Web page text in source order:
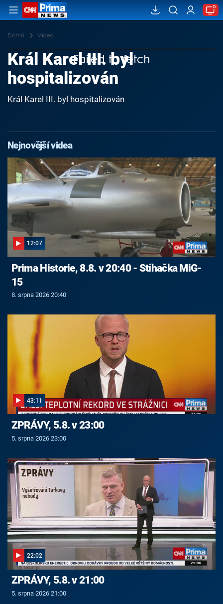
Domů Videa
Failed to fetch
Král Karel III. byl
hospitalizován
Král Karel III. byl hospitalizován
Nejnovější videa
12:07
Prima Historie, 8.8. v 20:40 - Stíhačka MiG-
15
8. srpna 2026 20:40
43:11
ZPRÁVY, 5.8. v 23:00
5. srpna 2026 23:00
22:02
ZPRÁVY, 5.8. v 21:00
5. srpna 2026 21:00